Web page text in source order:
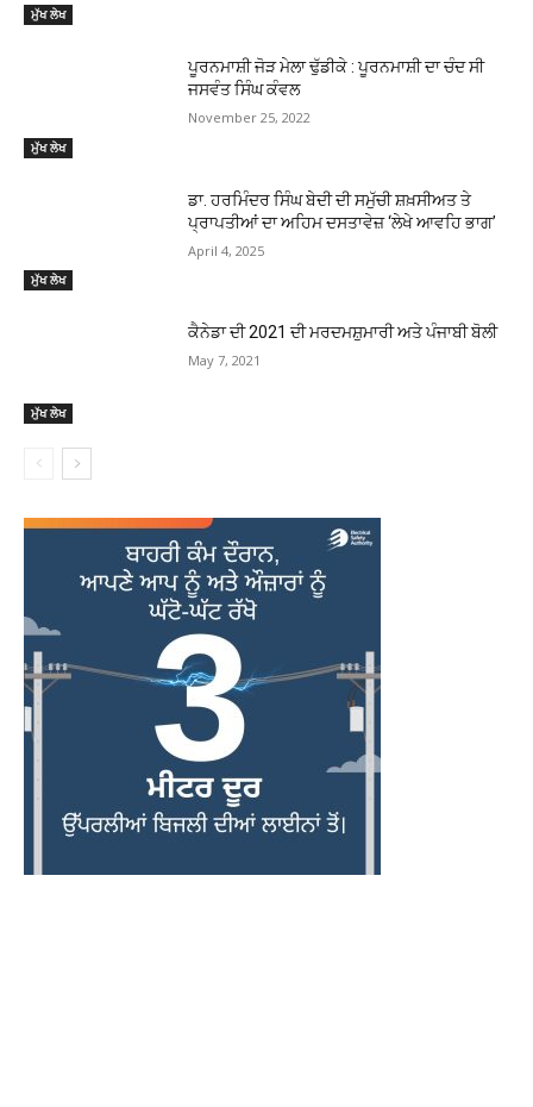
ਮੁੱਖ ਲੇਖ
ਮੁੱਖ ਲੇਖ
ਪੂਰਨਮਾਸ਼ੀ ਜੋੜ ਮੇਲਾ ਢੁੱਡੀਕੇ : ਪੂਰਨਮਾਸ਼ੀ ਦਾ ਚੰਦ ਸੀ
ਜਸਵੰਤ ਸਿੰਘ ਕੰਵਲ
November 25, 2022
ਮੁੱਖ ਲੇਖ
ਡਾ. ਹਰਮਿੰਦਰ ਸਿੰਘ ਬੇਦੀ ਦੀ ਸਮੁੱਚੀ ਸ਼ਖ਼ਸੀਅਤ ਤੇ
ਪ੍ਰਾਪਤੀਆਂ ਦਾ ਅਹਿਮ ਦਸਤਾਵੇਜ਼ ‘ਲੇਖੇ ਆਵਹਿ ਭਾਗ’
April 4, 2025
ਮੁੱਖ ਲੇਖ
ਕੈਨੇਡਾ ਦੀ 2021 ਦੀ ਮਰਦਮਸ਼ੁਮਾਰੀ ਅਤੇ ਪੰਜਾਬੀ ਬੋਲੀ
May 7, 2021